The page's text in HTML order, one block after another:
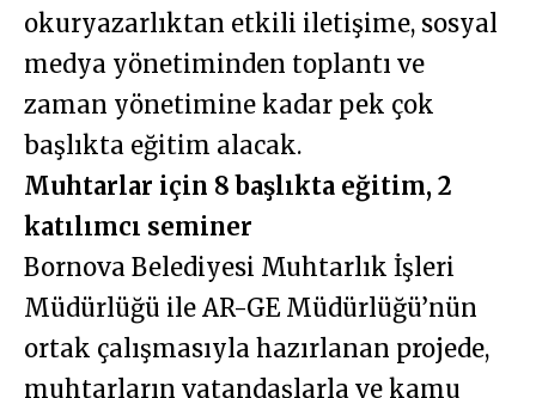
okuryazarlıktan etkili iletişime, sosyal
medya yönetiminden toplantı ve
zaman yönetimine kadar pek çok
başlıkta eğitim alacak.
Muhtarlar için 8 başlıkta eğitim, 2
katılımcı seminer
Bornova Belediyesi Muhtarlık İşleri
Müdürlüğü ile AR-GE Müdürlüğü’nün
ortak çalışmasıyla hazırlanan projede,
muhtarların vatandaşlarla ve kamu